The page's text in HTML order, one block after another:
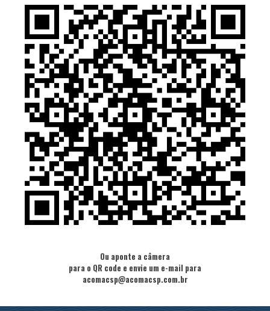
Ou aponte a câmera
para o QR code e envie um e-mail para
acomacsp@acomacsp.com.br